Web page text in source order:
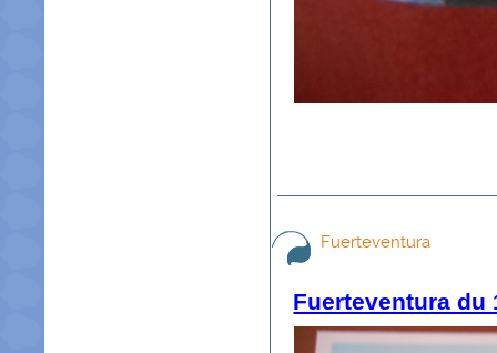
Fuerteventura
Fuerteventura du